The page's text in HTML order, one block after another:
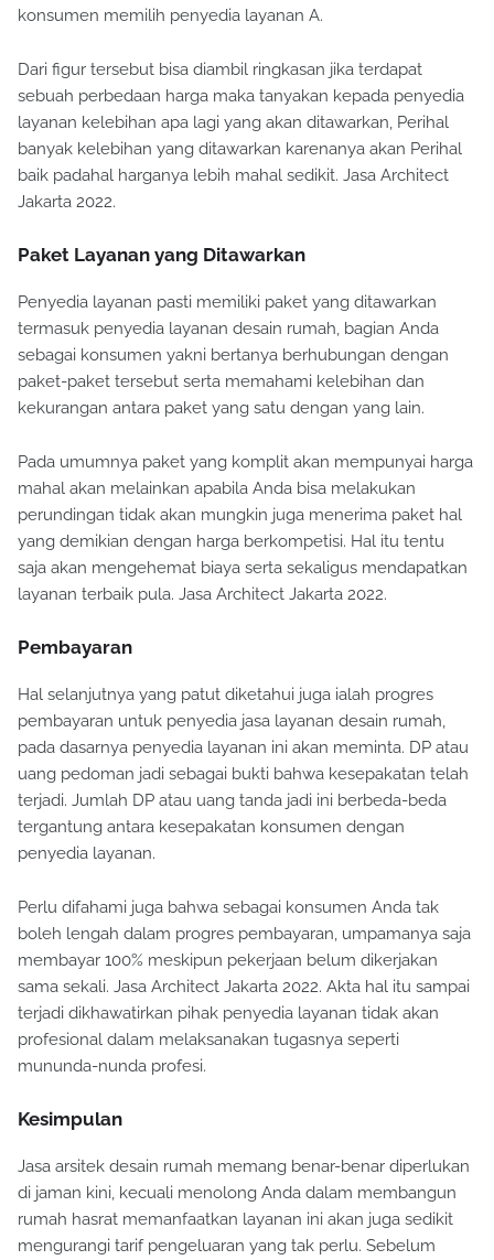
konsumen memilih penyedia layanan A.
Dari figur tersebut bisa diambil ringkasan jika terdapat
sebuah perbedaan harga maka tanyakan kepada penyedia
layanan kelebihan apa lagi yang akan ditawarkan, Perihal
banyak kelebihan yang ditawarkan karenanya akan Perihal
baik padahal harganya lebih mahal sedikit. Jasa Architect
Jakarta 2022.
Paket Layanan yang Ditawarkan
Penyedia layanan pasti memiliki paket yang ditawarkan
termasuk penyedia layanan desain rumah, bagian Anda
sebagai konsumen yakni bertanya berhubungan dengan
paket-paket tersebut serta memahami kelebihan dan
kekurangan antara paket yang satu dengan yang lain.
Pada umumnya paket yang komplit akan mempunyai harga
mahal akan melainkan apabila Anda bisa melakukan
perundingan tidak akan mungkin juga menerima paket hal
yang demikian dengan harga berkompetisi. Hal itu tentu
saja akan mengehemat biaya serta sekaligus mendapatkan
layanan terbaik pula. Jasa Architect Jakarta 2022.
Pembayaran
Hal selanjutnya yang patut diketahui juga ialah progres
pembayaran untuk penyedia jasa layanan desain rumah,
pada dasarnya penyedia layanan ini akan meminta. DP atau
uang pedoman jadi sebagai bukti bahwa kesepakatan telah
terjadi. Jumlah DP atau uang tanda jadi ini berbeda-beda
tergantung antara kesepakatan konsumen dengan
penyedia layanan.
Perlu difahami juga bahwa sebagai konsumen Anda tak
boleh lengah dalam progres pembayaran, umpamanya saja
membayar 100% meskipun pekerjaan belum dikerjakan
sama sekali. Jasa Architect Jakarta 2022. Akta hal itu sampai
terjadi dikhawatirkan pihak penyedia layanan tidak akan
profesional dalam melaksanakan tugasnya seperti
mununda-nunda profesi.
Kesimpulan
Jasa arsitek desain rumah memang benar-benar diperlukan
di jaman kini, kecuali menolong Anda dalam membangun
rumah hasrat memanfaatkan layanan ini akan juga sedikit
mengurangi tarif pengeluaran yang tak perlu. Sebelum